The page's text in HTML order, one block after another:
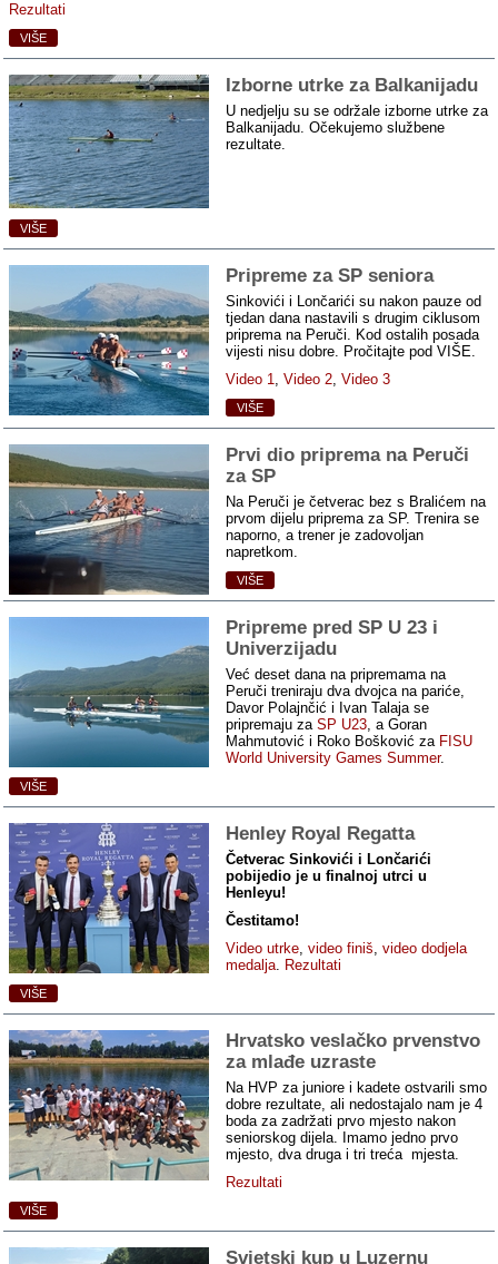
Rezultati
VIŠE
Izborne utrke za Balkanijadu
U nedjelju su se održale izborne utrke za
Balkanijadu. Očekujemo službene
rezultate.
VIŠE
Pripreme za SP seniora
Sinkovići i Lončarići su nakon pauze od
tjedan dana nastavili s drugim ciklusom
priprema na Peruči. Kod ostalih posada
vijesti nisu dobre. Pročitajte pod VIŠE.
Video 1,Video 2,Video 3
VIŠE
Prvi dio priprema na Peruči
za SP
Na Peruči je četverac bez s Bralićem na
prvom dijelu priprema za SP. Trenira se
naporno, a trener je zadovoljan
napretkom.
VIŠE
Pripreme pred SP U 23 i
Univerzijadu
Već deset dana na pripremama na
Peruči treniraju dva dvojca na pariće,
Davor Polajnčić i Ivan Talaja se
pripremaju zaSP U23, a Goran
Mahmutović i Roko Bošković za FISU
World University Games Summer.
VIŠE
Henley Royal Regatta
Četverac Sinkovići i Lončarići
pobijedio je u finalnoj utrci u
Henleyu!
Čestitamo!
Video utrke,video finiš,video dodjela
medalja. Rezultati
VIŠE
Hrvatsko veslačko prvenstvo
za mlađe uzraste
Na HVP za juniore i kadete ostvarili smo
dobre rezultate, ali nedostajalo nam je 4
boda za zadržati prvo mjesto nakon
seniorskog dijela. Imamo jedno prvo
mjesto, dva druga i tri treća mjesta.
Rezultati
VIŠE
Svjetski kup u Luzernu